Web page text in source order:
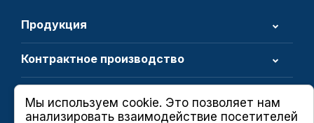
Продукция
Контрактное производство
Мы используем cookie. Это позволяет нам
анализировать взаимодействие посетителей